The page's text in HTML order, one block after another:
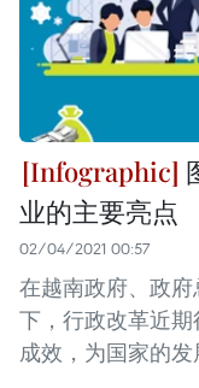
业的主要亮点
02/04/2021 00:57
在越南政府、政
下，行政改革近
成效，为国家的发